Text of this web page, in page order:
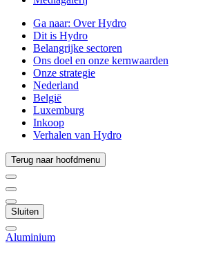
Ga naar: Over Hydro
Dit is Hydro
Belangrijke sectoren
Ons doel en onze kernwaarden
Onze strategie
Nederland
België
Luxemburg
Inkoop
Verhalen van Hydro
Terug naar hoofdmenu
Sluiten
Aluminium